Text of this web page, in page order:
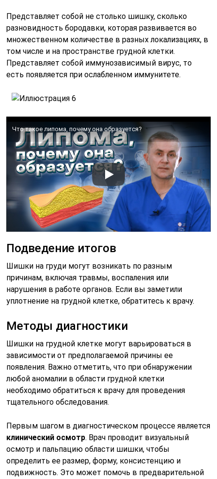
Представляет собой не столько шишку, сколько
разновидность бородавки, которая развивается во
множественном количестве в разных локализациях, в
том числе и на пространстве грудной клетки.
Представляет собой иммунозависимый вирус, то
есть появляется при ослабленном иммунитете.
Что такое липома, почему она образуется?
Подведение итогов
Шишки на груди могут возникать по разным
причинам, включая травмы, воспаления или
нарушения в работе органов. Если вы заметили
уплотнение на грудной клетке, обратитесь к врачу.
Методы диагностики
Шишки на грудной клетке могут варьироваться в
зависимости от предполагаемой причины ее
появления. Важно отметить, что при обнаружении
любой аномалии в области грудной клетки
необходимо обратиться к врачу для проведения
тщательного обследования.
Первым шагом в диагностическом процессе является
клинический осмотр. Врач проводит визуальный
осмотр и пальпацию области шишки, чтобы
определить ее размер, форму, консистенцию и
подвижность. Это может помочь в предварительной